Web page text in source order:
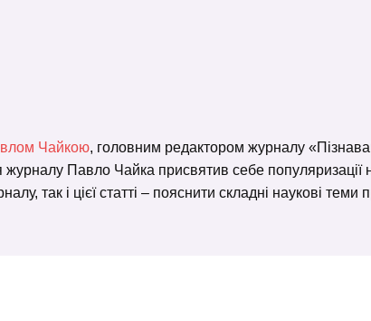
Чайкою, головним редактором журналу
Павло Чайка присвятив себе популяризації
так і цієї статті – пояснити складні наукові